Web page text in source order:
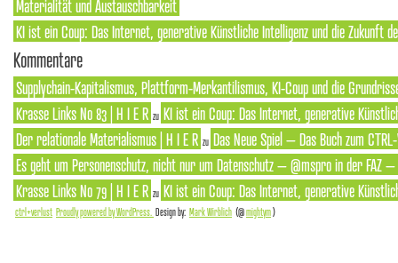
Materialität und Austauschbarkeit
KI ist ein Coup: Das Internet, generative Künstliche Intelligenz und die Zukunft
Kommentare
Supplychain-Kapitalismus, Plattform-Merkantilismus, KI-Coup und die
Krasse Links No 83 | H I E R zu KI ist ein Coup: Das Internet, generative
Der relationale Materialismus | H I E R zu Das Neue Spiel – Das Buch zum
Es geht um Personenschutz, nicht nur um Datenschutz – @mspro in der FAZ
Krasse Links No 79 | H I E R zu KI ist ein Coup: Das Internet, generative
ctrl+verlust Proudly powered by WordPress. Design by: Mark Wirblich (@mightym)